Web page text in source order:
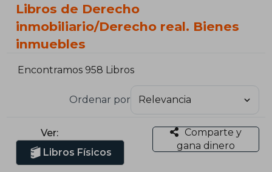
Libros de Derecho
inmobiliario/Derecho real. Bienes
inmuebles
Encontramos 958 Libros
Ordenar por
Ver:
Libros Físicos
Comparte y
gana dinero